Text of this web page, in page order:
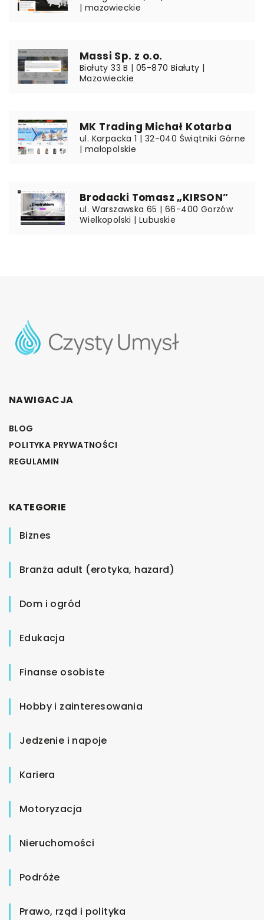
| mazowieckie
Massi Sp. z o.o.
Białuty 33 B | 05-870 Białuty |
Mazowieckie
MK Trading Michał Kotarba
ul. Karpacka 1 | 32-040 Świątniki Górne
| małopolskie
Brodacki Tomasz „KIRSON”
ul. Warszawska 65 | 66-400 Gorzów
Wielkopolski | Lubuskie
NAWIGACJA
BLOG
POLITYKA PRYWATNOŚCI
REGULAMIN
KATEGORIE
Biznes
Branża adult (erotyka, hazard)
Dom i ogród
Edukacja
Finanse osobiste
Hobby i zainteresowania
Jedzenie i napoje
Kariera
Motoryzacja
Nieruchomości
Podróże
Prawo, rząd i polityka